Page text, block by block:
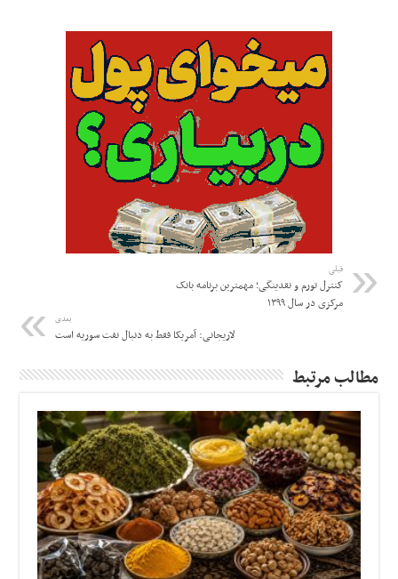
قبلی
کنترل تورم و نقدینگی؛ مهمترین برنامه‌ بانک
مرکزی در سال ۱۳۹۹
بعدی
لاریجانی: آمریکا فقط به دنبال نفت سوریه است
مطالب مرتبط